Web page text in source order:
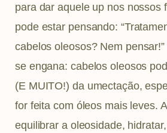
para dar aquele up nos nossos
pode estar pensando:
cabelos oleosos? Nem
se engana: cabelos oleosos
(E MUITO!) da umectação,
for feita com óleos mais leves.
equilibrar a oleosidade,